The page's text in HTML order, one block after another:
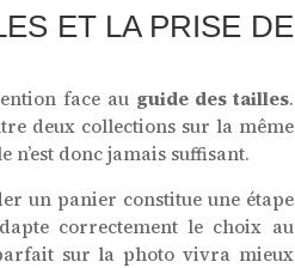
ET LA PRISE DE
face au guide des tailles.
deux collections sur la même
donc jamais suffisant.
un panier constitue une étape
correctement le choix au
sur la photo vivra mieux